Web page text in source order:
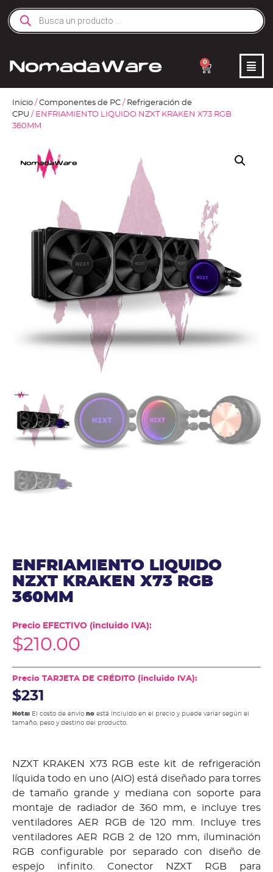
0
Inicio / Componentes de PC / Refrigeración de
CPU / ENFRIAMIENTO LIQUIDO NZXT KRAKEN X73 RGB
360MM
ENFRIAMIENTO LIQUIDO
NZXT KRAKEN X73 RGB
360MM
Precio EFECTIVO (incluido IVA):
$210.00
Precio TARJETA DE CRÉDITO (incluido IVA):
$231
Nota: El costo de envío no está incluido en el precio y puede variar según el
tamaño, peso y destino del producto.
NZXT KRAKEN X73 RGB este kit de refrigeración
líquida todo en uno (AIO) está diseñado para torres
de tamaño grande y mediana con soporte para
montaje de radiador de 360 mm, e incluye tres
ventiladores AER RGB de 120 mm. Incluye tres
ventiladores AER RGB 2 de 120 mm, iluminación
RGB configurable por separado con diseño de
espejo infinito. Conector NZXT RGB para